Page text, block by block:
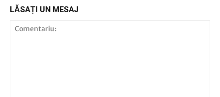
LĂSAȚI UN MESAJ